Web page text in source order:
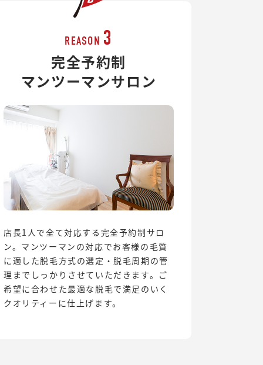
REASON 3
完全予約制
マンツーマンサロン
店長1人で全て対応する完全予約制サロ
ン。マンツーマンの対応でお客様の毛質
に適した脱毛方式の選定・脱毛周期の管
理までしっかりさせていただきます。ご
希望に合わせた最適な脱毛で満足のいく
クオリティーに仕上げます。